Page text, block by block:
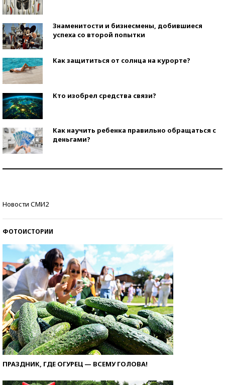
Знаменитости и бизнесмены, добившиеся
успеха со второй попытки
Как защититься от солнца на курорте?
Кто изобрел средства связи?
Как научить ребенка правильно обращаться с
деньгами?
Новости СМИ2
ФОТОИСТОРИИ
ПРАЗДНИК, ГДЕ ОГУРЕЦ — ВСЕМУ ГОЛОВА!